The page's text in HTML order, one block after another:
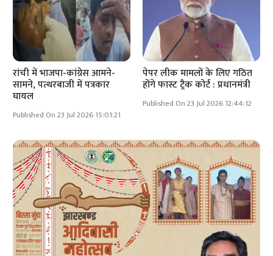
रांची में भाजपा-कांग्रेस आमने-
सामने, पत्थरबाजी में पत्रकार
घायल
Published On 23 Jul 2026 15:01:21
पेपर लीक मामलों के लिए गठित
होंगे फास्ट ट्रैक कोर्ट : प्रधानमंत्री
Published On 23 Jul 2026 12:44:12